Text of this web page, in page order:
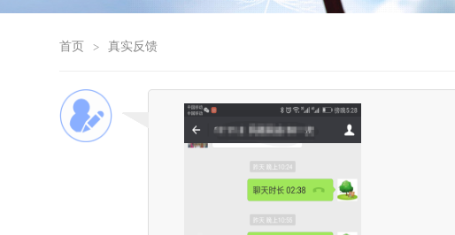
首页 > 真实反馈